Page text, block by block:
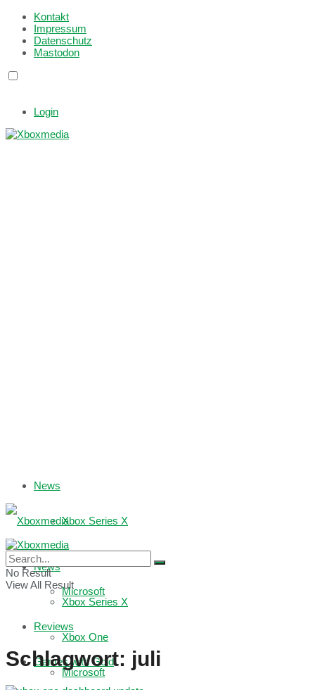
Kontakt
Impressum
Datenschutz
Mastodon
Login
News
Xbox Series X
Microsoft
Reviews
Games with Gold
News
Xbox Series X
Xbox One
Microsoft
No Result
View All Result
Schlagwort: juli